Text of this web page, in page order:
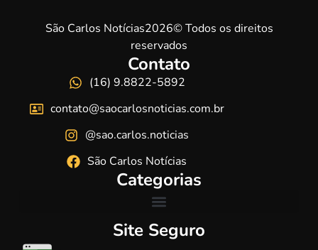
São Carlos Notícias2026© Todos os direitos
reservados
Contato
(16) 9.8822-5892
contato@saocarlosnoticias.com.br
@sao.carlos.noticias
São Carlos Notícias
Categorias
Site Seguro